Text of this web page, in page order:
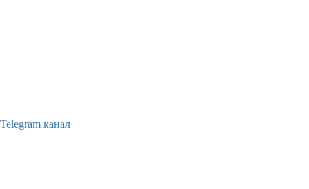
Telegram канал